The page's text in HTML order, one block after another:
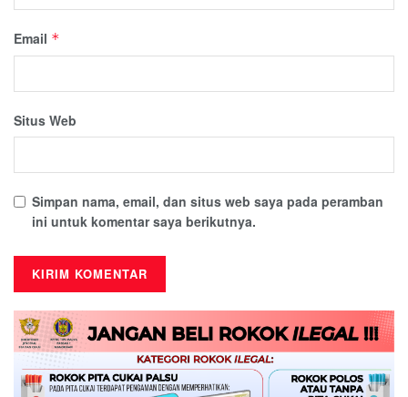
Email *
Situs Web
Simpan nama, email, dan situs web saya pada peramban
ini untuk komentar saya berikutnya.